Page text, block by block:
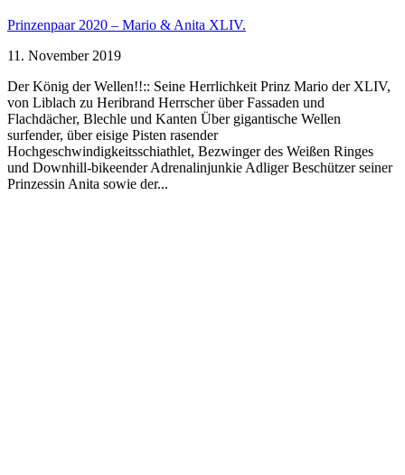
Prinzenpaar 2020 – Mario & Anita XLIV.
11. November 2019
Der König der Wellen!!:: Seine Herrlichkeit Prinz Mario der XLIV,
von Liblach zu Heribrand Herrscher über Fassaden und
Flachdächer, Blechle und Kanten Über gigantische Wellen
surfender, über eisige Pisten rasender
Hochgeschwindigkeitsschiathlet, Bezwinger des Weißen Ringes
und Downhill-bikeender Adrenalinjunkie Adliger Beschützer seiner
Prinzessin Anita sowie der...